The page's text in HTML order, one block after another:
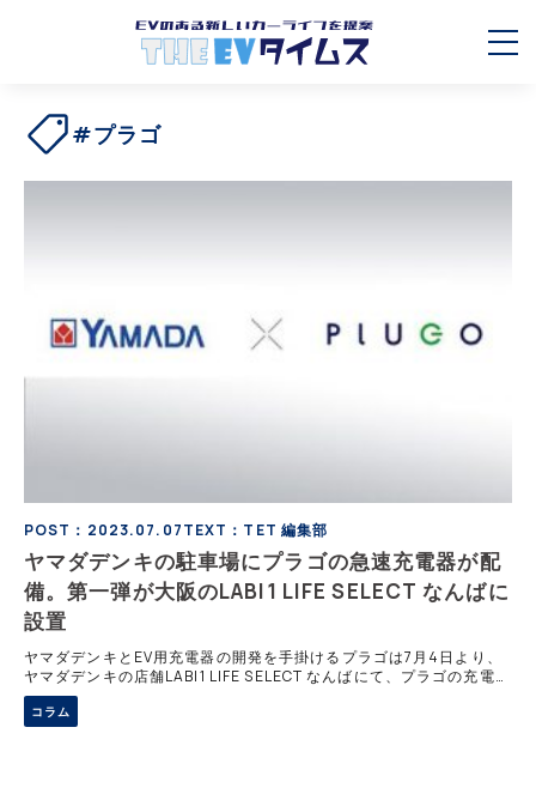
#プラゴ
POST：2023.07.07TEXT：TET 編集部
ヤマダデンキの駐車場にプラゴの急速充電器が配
備。第一弾が大阪のLABI1 LIFE SELECT なんばに
設置
ヤマダデンキとEV用充電器の開発を手掛けるプラゴは7月4日より、
ヤマダデンキの店舗LABI1 LIFE SELECT なんばにて、プラゴの充電サ
ービスの提供を開始したと発表した。今後、全国に展開するヤマダデ
ンキ店舗に充電
コラム